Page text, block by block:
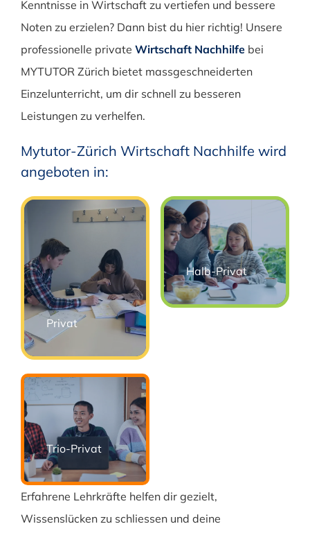
Kenntnisse in Wirtschaft zu vertiefen und bessere
Noten zu erzielen? Dann bist du hier richtig! Unsere
professionelle private Wirtschaft Nachhilfebei
MYTUTOR Zürich bietet massgeschneiderten
Einzelunterricht, um dir schnell zu besseren
Leistungen zu verhelfen.
Mytutor-Zürich Wirtschaft Nachhilfe wird
angeboten in:
Privat
Halb-Privat
Trio-Privat
Erfahrene Lehrkräfte helfen dir gezielt,
Wissenslücken zu schliessen und deine